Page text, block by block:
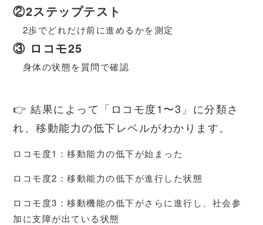
②2ステップテスト
2歩でどれだけ前に進めるかを測定
③ ロコモ25
身体の状態を質問で確認
👉 結果によって「ロコモ度1〜3」に分類さ
れ、移動能力の低下レベルがわかります。
ロコモ度1：移動能力の低下が始まった
ロコモ度2：移動能力の低下が進行した状態
ロコモ度3：移動機能の低下がさらに進行し、社会参
加に支障が出ている状態